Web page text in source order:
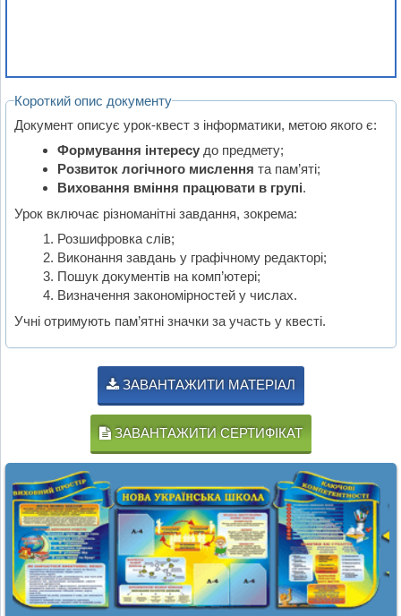
Короткий опис документу
Документ описує урок-квест з інформатики, метою якого є:
Формування інтересудо предмету;
Розвиток логічного мислення та пам’яті;
Виховання вміння працювати в групі.
Урок включає різноманітні завдання, зокрема:
Розшифровка слів;
Виконання завдань у графічному редакторі;
Пошук документів на комп’ютері;
Визначення закономірностей у числах.
Учні отримують пам’ятні значки за участь у квесті.
ЗАВАНТАЖИТИ МАТЕРІАЛ
ЗАВАНТАЖИТИ СЕРТИФІКАТ